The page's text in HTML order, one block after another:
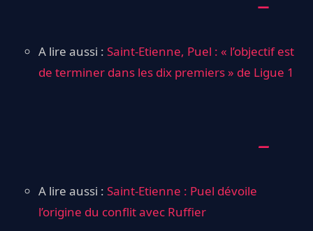
A lire aussi : Saint-Etienne, Puel : « l’objectif est
de terminer dans les dix premiers » de Ligue 1
A lire aussi : Saint-Etienne : Puel dévoile
l’origine du conflit avec Ruffier